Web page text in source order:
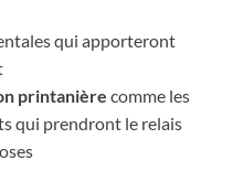
qui apporteront
printanière comme les
qui prendront le relais